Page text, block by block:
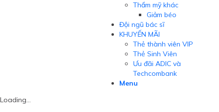
Thẩm mỹ khác
Giảm béo
Đội ngũ bác sĩ
KHUYẾN MÃI
Thẻ thành viên VIP
Thẻ Sinh Viên
Ưu đãi ADIC và
Techcombank
Menu
Loading...